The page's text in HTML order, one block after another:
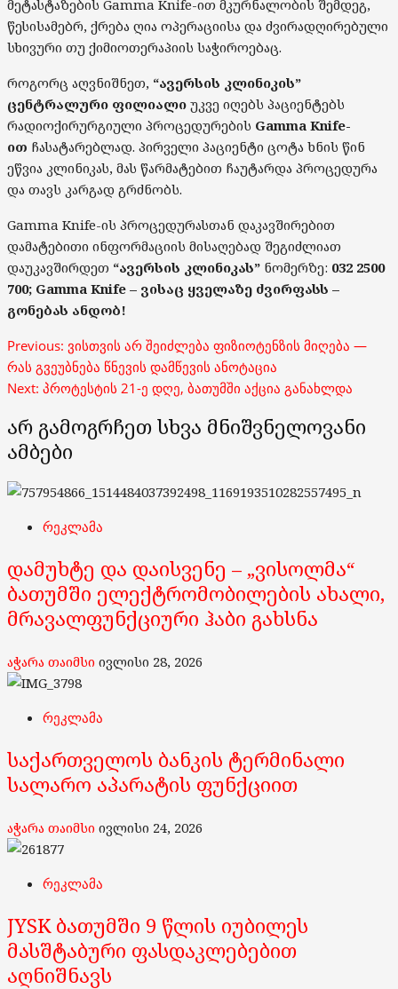
მეტასტაზების Gamma Knife-ით მკურნალობის შემდეგ,
წესისამებრ, ქრება ღია ოპერაციისა და ძვირადღირებული
სხივური თუ ქიმიოთერაპიის საჭიროებაც.
როგორც აღვნიშნეთ, “ავერსის კლინიკის”
ცენტრალური ფილიალი უკვე იღებს პაციენტებს
რადიოქირურგიული პროცედურების Gamma Knife-
ით ჩასატარებლად. პირველი პაციენტი ცოტა ხნის წინ
ეწვია კლინიკას, მას წარმატებით ჩაუტარდა პროცედურა
და თავს კარგად გრძნობს.
Gamma Knife-ის პროცედურასთან დაკავშირებით
დამატებითი ინფორმაციის მისაღებად შეგიძლიათ
დაუკავშირდეთ “ავერსის კლინიკას” ნომერზე: 032 2500
700; Gamma Knife – ვისაც ყველაზე ძვირფასს –
გონებას ანდობ!
Post
navigation
Previous: ვისთვის არ შეიძლება ფიზიოტენზის მიღება —
რას გვეუბნება წნევის დამწევის ანოტაცია
Next: პროტესტის 21-ე დღე, ბათუმში აქცია განახლდა
არ გამოგრჩეთ სხვა მნიშვნელოვანი
ამბები
რეკლამა
დამუხტე და დაისვენე – „ვისოლმა“
ბათუმში ელექტრომობილების ახალი,
მრავალფუნქციური ჰაბი გახსნა
აჭარა თაიმსი ივლისი 28, 2026
რეკლამა
საქართველოს ბანკის ტერმინალი
სალარო აპარატის ფუნქციით
აჭარა თაიმსი ივლისი 24, 2026
რეკლამა
JYSK ბათუმში 9 წლის იუბილეს
მასშტაბური ფასდაკლებებით
აღნიშნავს